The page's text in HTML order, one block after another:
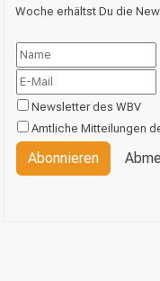
Woche erhältst Du die
Newsletter des WBV
Amtliche Mitteilungen
Abonnieren